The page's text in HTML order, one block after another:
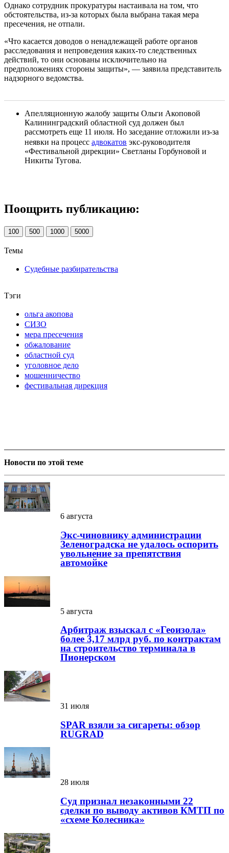
Однако сотрудник прокуратуры настаивала на том, что
обстоятельства, из-за которых была выбрана такая мера
пресечения, не отпали.
«Что касается доводов о ненадлежащей работе органов
расследования и непроведения каких-то следственных
действий, то они основаны исключительно на
предположениях стороны защиты», — заявила представитель
надзорного ведомства.
Апелляционную жалобу защиты Ольги Акоповой
Калининградский областной суд должен был
рассмотреть еще 11 июля. Но заседание отложили из-за
неявки на процесс адвокатов экс-руководителя
«Фестивальной дирекции» Светланы Горбуновой и
Никиты Тугова.
Поощрить публикацию:
100 500 1000 5000
Темы
Судебные разбирательства
Тэги
ольга акопова
СИЗО
мера пресечения
обжалование
областной суд
уголовное дело
мошенничество
фестивальная дирекция
Новости по этой теме
6 августа
Экс-чиновнику администрации
Зеленоградска не удалось оспорить
увольнение за препятствия
автомойке
5 августа
Арбитраж взыскал с «Геоизола»
более 3,17 млрд руб. по контрактам
на строительство терминала в
Пионерском
31 июля
SPAR взяли за сигареты: обзор
RUGRAD
28 июля
Суд признал незаконными 22
сделки по выводу активов КМТП по
«схеме Колесника»